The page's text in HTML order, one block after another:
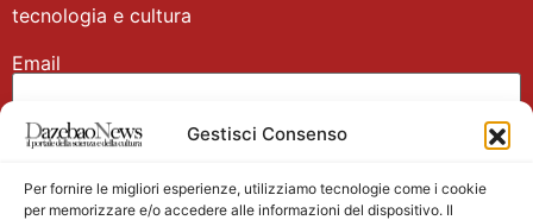
Gestisci Consenso
Per fornire le migliori esperienze, utilizziamo tecnologie come i cookie
per memorizzare e/o accedere alle informazioni del dispositivo. Il
tecnologia e cultura
Email
Nome